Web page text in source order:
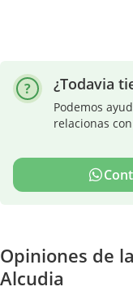
¿Todavia
Podemos
relacionas
Opiniones de
Alcudia